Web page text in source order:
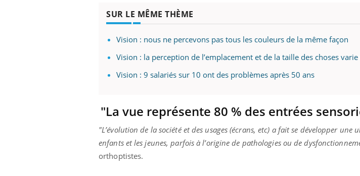
SUR LE MÊME THÈME
Vision : nous ne percevons pas tous les couleurs de la même façon
Vision : la perception de l’emplacement et de la taille des choses varie
Vision : 9 salariés sur 10 ont des problèmes après 50 ans
"La vue représente 80 % des entrées
"L’évolution de la société et des usages (écrans, etc) a fait se développer
enfants et les jeunes, parfois à l’origine de pathologies ou de
orthoptistes.